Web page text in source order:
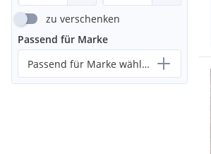
zu verschenken
Passend für Marke
Passend für Marke wählen...